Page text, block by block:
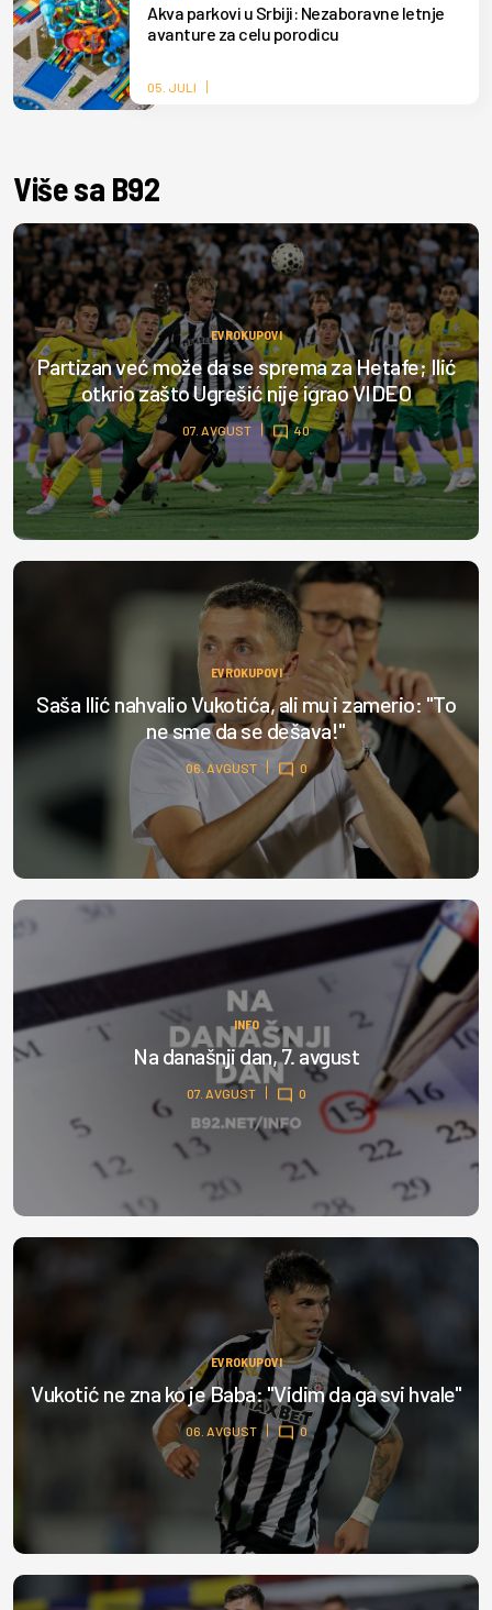
Akva parkovi u Srbiji: Nezaboravne letnje
avanture za celu porodicu
05. JULI
Više sa B92
EVROKUPOVI
Partizan već može da se sprema za Hetafe; Ilić
otkrio zašto Ugrešić nije igrao VIDEO
07. AVGUST 40
EVROKUPOVI
Saša Ilić nahvalio Vukotića, ali mu i zamerio: "To
ne sme da se dešava!"
06. AVGUST 0
INFO
Na današnji dan, 7. avgust
07. AVGUST 0
EVROKUPOVI
Vukotić ne zna ko je Baba: "Vidim da ga svi hvale"
06. AVGUST 0